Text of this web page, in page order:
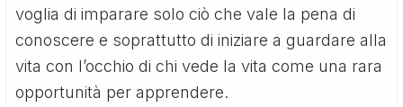
voglia di imparare solo ciò che vale la pena di
conoscere e soprattutto di iniziare a guardare alla
vita con l’occhio di chi vede la vita come una rara
opportunità per apprendere.